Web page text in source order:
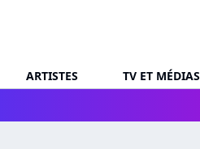
ARTISTES TV ET MÉDIAS